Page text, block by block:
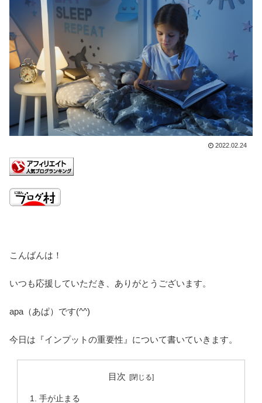
2022.02.24
こんばんは！
いつも応援していただき、ありがとうございます。
apa（あぱ）です(^^)
今日は『インプットの重要性』について書いていきます。
目次
手が止まる